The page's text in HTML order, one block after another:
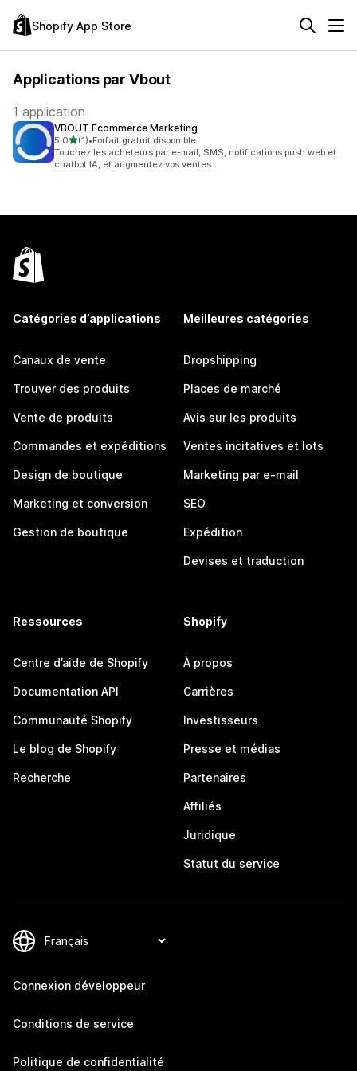
Shopify App Store
Applications par Vbout
1 application
VBOUT Ecommerce Marketing
5,0étoile(s) sur 5
(1)
1 avis au total
•Forfait gratuit disponible
Touchez les acheteurs par e-mail, SMS, notifications push web et
chatbot IA, et augmentez vos ventes
Catégories d’applications
Canaux de vente
Trouver des produits
Vente de produits
Commandes et expéditions
Design de boutique
Marketing et conversion
Gestion de boutique
Meilleures catégories
Dropshipping
Places de marché
Avis sur les produits
Ventes incitatives et lots
Marketing par e-mail
SEO
Expédition
Devises et traduction
Ressources
Centre d’aide de Shopify
Documentation API
Communauté Shopify
Le blog de Shopify
Recherche
Shopify
À propos
Carrières
Investisseurs
Presse et médias
Partenaires
Affiliés
Juridique
Statut du service
Connexion développeur
Conditions de service
Politique de confidentialité